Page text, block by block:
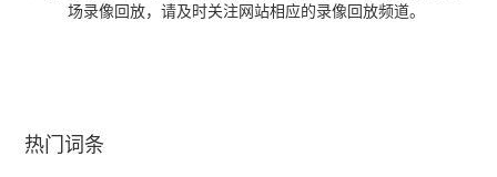
场录像回放，请及时关注网站相应的录像回放频道。
热门词条